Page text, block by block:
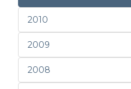
2010
2009
2008